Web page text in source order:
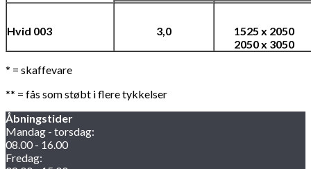
Hvid 003 3,0
1525 x 2050
2050 x 3050
* = skaffevare
** = fås som støbt i flere tykkelser
Åbningstider
Mandag - torsdag:
08.00 - 16.00
Fredag: